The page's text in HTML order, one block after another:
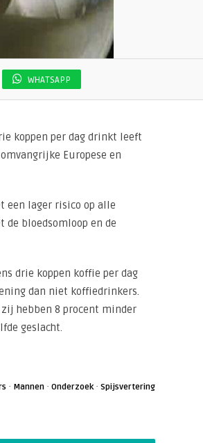
WHATSAPP
koppen per dag drinkt leeft
Europese en
een lager risico op alle
bloedsomloop en de
drie koppen koffie per dag
dan niet koffiedrinkers.
hebben 8 procent minder
geslacht.
· Mannen · Onderzoek· Spijsvertering